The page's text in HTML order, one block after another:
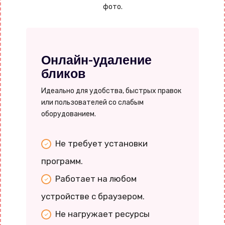
фото.
Онлайн-удаление
бликов
Идеально для удобства, быстрых правок
или пользователей со слабым
оборудованием.
Не требует установки
программ.
Работает на любом
устройстве с браузером.
Не нагружает ресурсы